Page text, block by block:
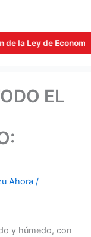
de Economía del
EL
Ahora /
y húmedo, con